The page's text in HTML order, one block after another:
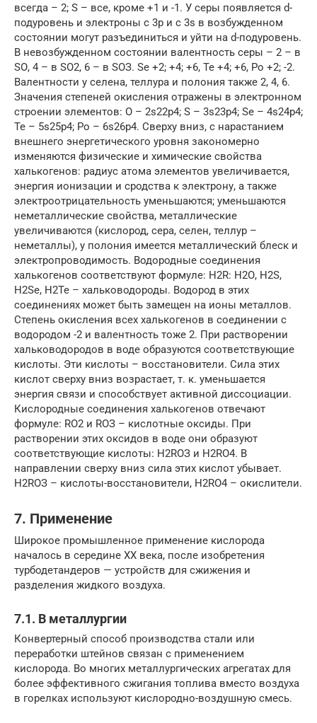
всегда – 2; S – все, кроме +1 и -1. У серы появляется d-
подуровень и электроны с 3р и с 3s в возбужденном
состоянии могут разъединиться и уйти на d-подуровень.
В невозбужденном состоянии валентность серы – 2 – в
SО, 4 – в SО2, 6 – в SОЗ. Sе +2; +4; +6, Те +4; +6, Ро +2; -2.
Валентности у селена, теллура и полония также 2, 4, 6.
Значения степеней окисления отражены в электронном
строении элементов: О – 2s22р4; S – 3s23р4; Sе – 4s24р4;
Те – 5s25р4; Ро – 6s26р4. Сверху вниз, с нарастанием
внешнего энергетического уровня закономерно
изменяются физические и химические свойства
халькогенов: радиус атома элементов увеличивается,
энергия ионизации и сродства к электрону, а также
электроотрицательность уменьшаются; уменьшаются
неметаллические свойства, металлические
увеличиваются (кислород, сера, селен, теллур –
неметаллы), у полония имеется металлический блеск и
электропроводимость. Водородные соединения
халькогенов соответствуют формуле: Н2R: Н2О, Н2S,
Н2Sе, Н2Те – хальководороды. Водород в этих
соединениях может быть замещен на ионы металлов.
Степень окисления всех халькогенов в соединении с
водородом -2 и валентность тоже 2. При растворении
хальководородов в воде образуются соответствующие
кислоты. Эти кислоты – восстановители. Сила этих
кислот сверху вниз возрастает, т. к. уменьшается
энергия связи и способствует активной диссоциации.
Кислородные соединения халькогенов отвечают
формуле: RО2 и RОЗ – кислотные оксиды. При
растворении этих оксидов в воде они образуют
соответствующие кислоты: Н2RОЗ и Н2RО4. В
направлении сверху вниз сила этих кислот убывает.
Н2RОЗ – кислоты-восстановители, Н2RО4 – окислители.
7. Применение
Широкое промышленное применение кислорода
началось в середине XX века, после изобретения
турбодетандеров — устройств для сжижения и
разделения жидкого воздуха.
7.1. В металлургии
Конвертерный способ производства стали или
переработки штейнов связан с применением
кислорода. Во многих металлургических агрегатах для
более эффективного сжигания топлива вместо воздуха
в горелках используют кислородно-воздушную смесь.